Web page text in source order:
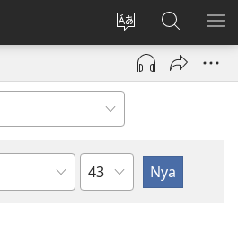
Nwene
ẹvẹrẹ
Ro
Eva
(opens
window)
Gwọlọ
JW.ORG
Uzou